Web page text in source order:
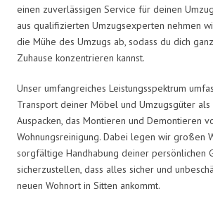
einen zuverlässigen Service für deinen
aus qualifizierten Umzugsexperten nehmen
die Mühe des Umzugs ab, sodass du dich
Zuhause konzentrieren kannst.
Unser umfangreiches Leistungsspektrum
Transport deiner Möbel und Umzugsgüter als
Auspacken, das Montieren und Demontieren
Wohnungsreinigung. Dabei legen wir großen
sorgfältige Handhabung deiner persönlichen
sicherzustellen, dass alles sicher und
neuen Wohnort in Sitten ankommt.